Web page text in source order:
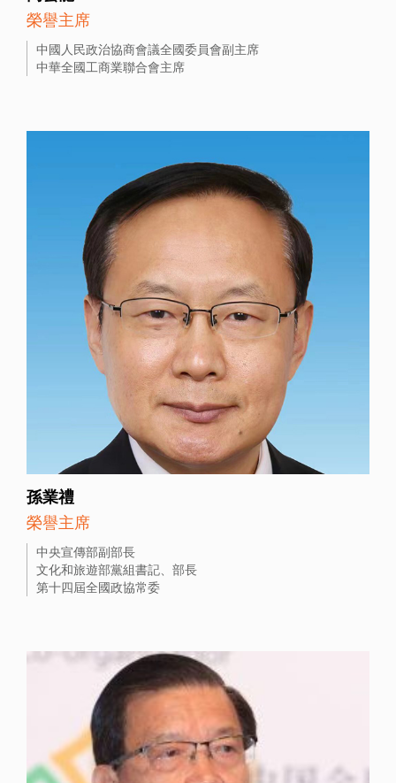
榮譽主席
中國人民政治協商會議全國委員會副主席
中華全國工商業聯合會主席
孫業禮
榮譽主席
中央宣傳部副部長
文化和旅遊部黨組書記、部長
第十四屆全國政協常委